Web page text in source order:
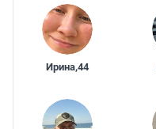
Ирина,44